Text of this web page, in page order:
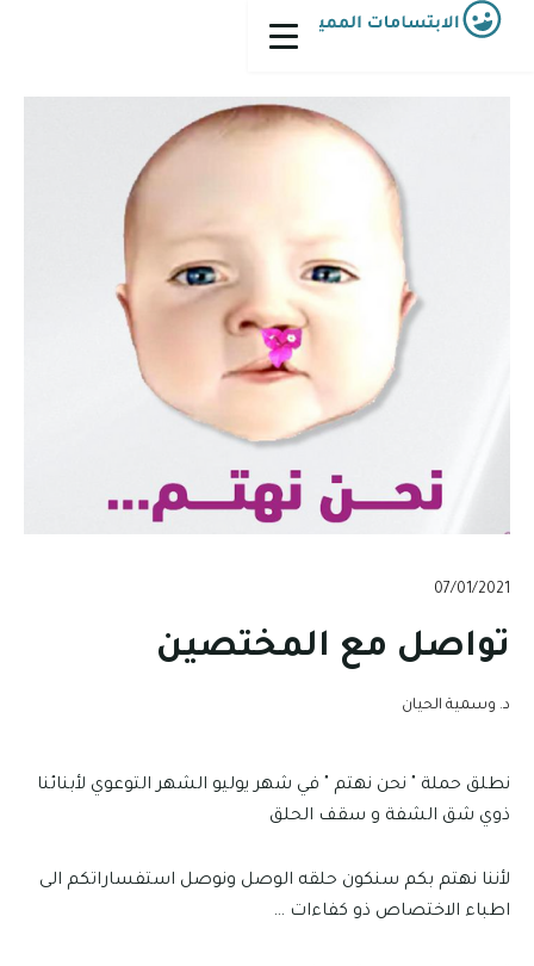
07/01/2021
تواصل مع المختصين
د. وسمية الحيان
نطلق حملة " نحن نهتم " في شهر يوليو الشهر التوعوي لأبنائنا
ذوي شق الشفة و سقف الحلق
لأننا نهتم بكم سنكون حلقه الوصل ونوصل استفساراتكم الى
اطباء الاختصاص ذو كفاءات …